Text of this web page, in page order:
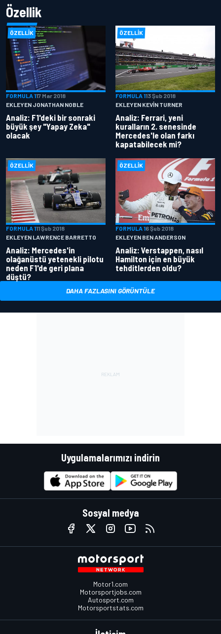
Özellik
ÖZELLIK
FORMULA 117 Mar 2018
EKLEYEN JONATHAN NOBLE
Analiz: F1'deki bir sonraki
büyük şey "Yapay Zeka"
olacak
ÖZELLIK
FORMULA 113 Şub 2018
EKLEYEN KEVIN TURNER
Analiz: Ferrari, yeni
kuralların 2. senesinde
Mercedes'le olan farkı
kapatabilecek mi?
ÖZELLIK
FORMULA 111 Şub 2018
EKLEYEN LAWRENCE BARRETTO
Analiz: Mercedes'in
olağanüstü yetenekli pilotu
neden F1'de geri plana
düştü?
ÖZELLIK
FORMULA 16 Şub 2018
EKLEYEN BEN ANDERSON
Analiz: Verstappen, nasıl
Hamilton için en büyük
tehditlerden oldu?
DAHA FAZLASINI GÖRÜNTÜLE
Uygulamalarımızı indirin
Sosyal medya
Motor1.com
Motorsportjobs.com
Autosport.com
Motorsportstats.com